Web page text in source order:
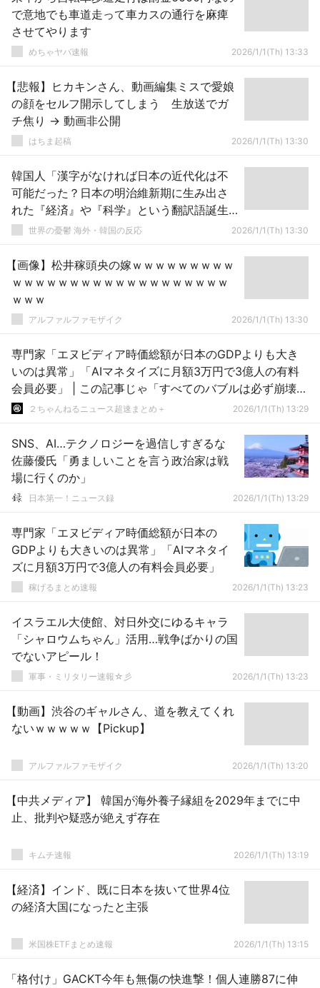
で意地でも車道走って車カスの通行を麻痺
させてやります
めちゃヤバ速報 2026/1/1(Th) 13:33
【悲報】ヒカキンさん、動画編集ミスで愛娘
の顔をセルフ開示してしまう 生放送でガ
チ焦り → 動画非公開
はちま起稿 2026/1/1(Th) 13:30
韓国人「漢字がなければ日本の近代化は不
可能だった？日本の明治維新期に生み出さ
れた『経済』や『科学』という翻訳語誕生
秘話」→「マジで驚愕した（ﾌﾞﾙﾌﾞﾙ…」
世界の憂鬱 海外・韓国の反応 2026/1/1(Th) 13:30
【画像】松井稼頭央の嫁ｗｗｗｗｗｗｗｗｗ
ｗｗｗｗｗｗｗｗｗｗｗｗｗｗｗｗｗｗｗ
ｗｗｗ
アルファルファモザイク 2026/1/1(Th) 13:30
専門家「エヌビディア時価総額が日本のGDPよりも大き
いのは異常」「AIマネタイズに月額3万円で3億人の有料
会員必要」 | この記事じゃ「すべてのバブルは必ず崩壊す
る」となってはいるが
２ちゃんねるニュース超速まとめ＋ 2026/1/1(Th) 13:29
SNS、AI…テクノロジーを過信しすぎるな
佐藤優氏「勇ましいことを言う政治家は戦
場に行くのか」
日本第一！ニュース録 2026/1/1(Th) 13:29
専門家「エヌビディア時価総額が日本の
GDPよりも大きいのは異常」「AIマネタイ
ズに月額3万円で3億人の有料会員必要」
稼げるまとめ速報 2026/1/1(Th) 13:23
イスラエル大使館、対日外交にゆるキャラ
「シャロウムちゃん」活用…戦争ばかりの国
でないアピール！
軍事・ミリタリー速報☆彡 2026/1/1(Th) 13:23
【動画】渋谷のギャルさん、道を教えてくれ
ないｗｗｗｗｗ【Pickup】
アルファルファモザイク 2026/1/1(Th) 13:20
【中共メディア】 韓国が海外養子縁組を2029年までに中
止、批判や疑惑が絶えず存在
キムチ速報 2026/1/1(Th) 13:19
【経済】インド、既に日本を抜いて世界4位
の経済大国になったと主張
米国株ETFまとめ速報 2026/1/1(Th) 13:15
「格付け」GACKT今年も無傷の快進撃！個人連勝87に伸